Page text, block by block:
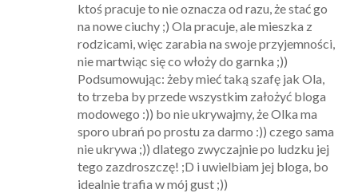
ktoś pracuje to nie oznacza od razu, że stać go
na nowe ciuchy ;) Ola pracuje, ale mieszka z
rodzicami, więc zarabia na swoje przyjemności,
nie martwiąc się co włoży do garnka ;))
Podsumowując: żeby mieć taką szafę jak Ola,
to trzeba by przede wszystkim założyć bloga
modowego :)) bo nie ukrywajmy, że Olka ma
sporo ubrań po prostu za darmo :)) czego sama
nie ukrywa ;)) dlatego zwyczajnie po ludzku jej
tego zazdroszczę! ;D i uwielbiam jej bloga, bo
idealnie trafia w mój gust ;))